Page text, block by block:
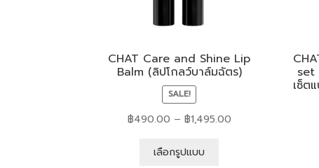
CHAT Care and Shine Lip
Balm (ลิปโกลว์บาล์มฉัตร)
SALE!
฿490.00 – ฿1,495.00
เลือกรูปแบบ
set
เซ็ต